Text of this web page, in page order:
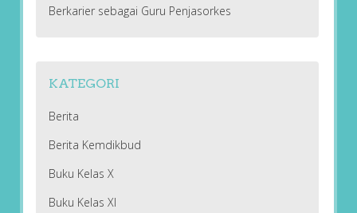
Berkarier sebagai Guru Penjasorkes
KATEGORI
Berita
Berita Kemdikbud
Buku Kelas X
Buku Kelas XI